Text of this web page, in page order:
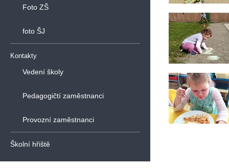
Foto ZŠ
foto ŠJ
Kontakty
Vedení školy
Pedagogičtí zaměstnanci
Provozní zaměstnanci
Školní hřiště